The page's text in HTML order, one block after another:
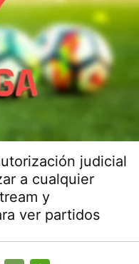
judicial
a cualquier
y
ver partidos